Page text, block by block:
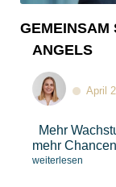
GEMEINSAM
ANGELS
April
Mehr
mehr
weiterlesen